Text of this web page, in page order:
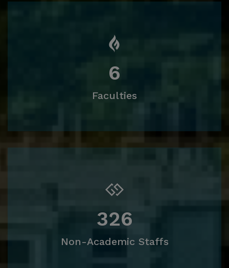
6
Faculties
326
Non-Academic Staffs